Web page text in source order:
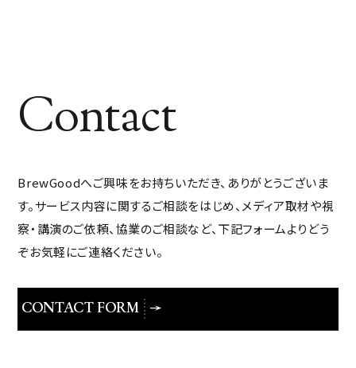
Contact
BrewGoodへご興味をお持ちいただき、ありがとうございま
す。サービス内容に関するご相談をはじめ、メディア取材や視
察・講演のご依頼、協業のご相談など、下記フォームよりどう
ぞお気軽にご連絡ください。
CONTACT FORM